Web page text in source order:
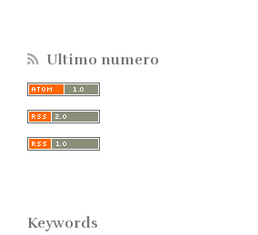
Ultimo numero
Keywords